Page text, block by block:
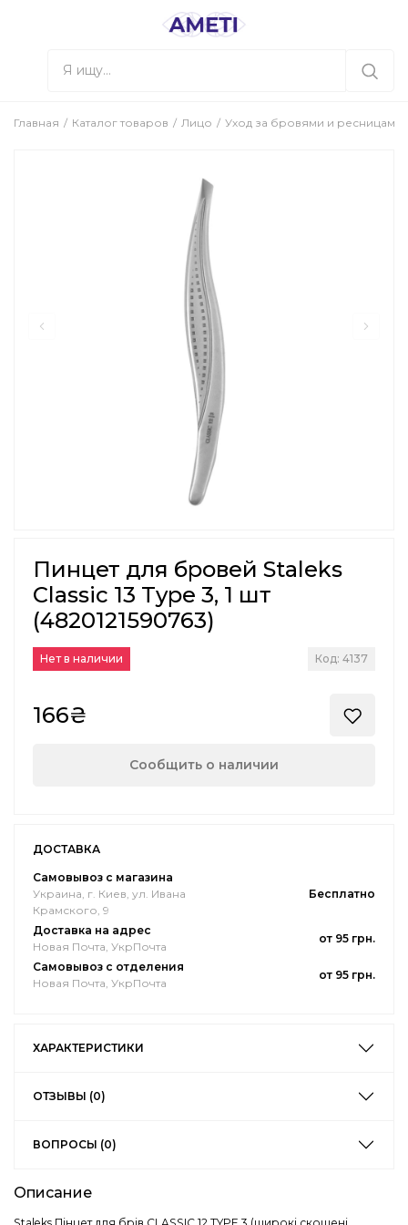
Главная Каталог товаров Лицо Уход за бровями и ресницами
Пинцет для бровей Staleks
Classic 13 Type 3, 1 шт
(4820121590763)
Нет в наличии Код: 4137
166₴
Сообщить о наличии
ДОСТАВКА
Самовывоз с магазина
Украина, г. Киев, ул. Ивана
Крамского, 9
Бесплатно
Доставка на адрес
Новая Почта, УкрПочта
от 95 грн.
Самовывоз с отделения
Новая Почта, УкрПочта
от 95 грн.
ХАРАКТЕРИСТИКИ
ОТЗЫВЫ (0)
ВОПРОСЫ (0)
Описание